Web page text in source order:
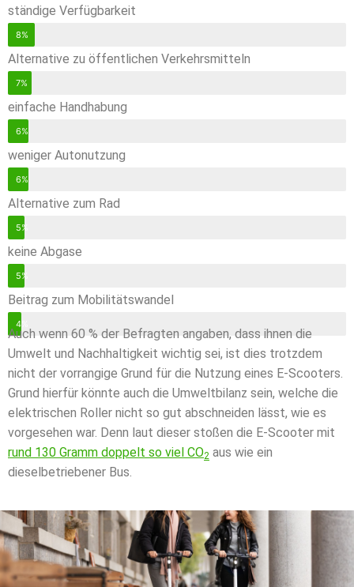
ständige Verfügbarkeit
8%
Alternative zu öffentlichen Verkehrsmitteln
7%
einfache Handhabung
6%
weniger Autonutzung
6%
Alternative zum Rad
5%
keine Abgase
5%
Beitrag zum Mobilitätswandel
4%
Auch wenn 60 % der Befragten angaben, dass ihnen die
Umwelt und Nachhaltigkeit wichtig sei, ist dies trotzdem
nicht der vorrangige Grund für die Nutzung eines E-Scooters.
Grund hierfür könnte auch die Umweltbilanz sein, welche die
elektrischen Roller nicht so gut abschneiden lässt, wie es
vorgesehen war. Denn laut dieser stoßen die E-Scooter mit
rund 130 Gramm doppelt so viel CO2 aus wie ein
dieselbetriebener Bus.